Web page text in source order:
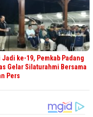
Jadi ke-19, Pemkab Padang
Gelar Silaturahmi Bersama
Pers